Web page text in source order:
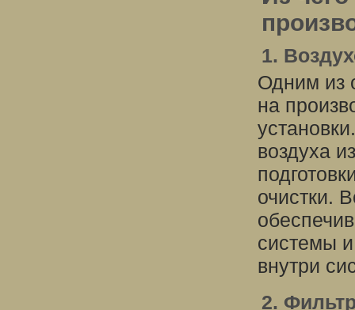
1.
Одним из
на
воздуха
очистки.
системы
внутри
2.